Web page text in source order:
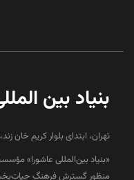
بنیاد بین
تهران، ابتدای بلوار کریم خان
«بنیاد بین‌المللی عاشورا»
منظور گسترش فرهنگ